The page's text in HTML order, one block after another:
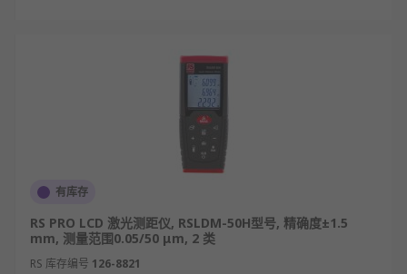
相位式激光测距仪
脉冲式激光测距仪
激光测距仪应用领域
有库存
RS PRO LCD 激光测距仪, RSLDM-50H型号, 精确度±1.5
mm, 测量范围0.05/50 μm, 2 类
RS 库存编号 126-8821